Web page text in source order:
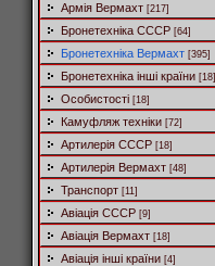
Армія Вермахт [217]
Бронетехніка СССР [64]
Бронетехніка Вермахт [395]
Бронетехніка інші країни [18]
Особистості [18]
Камуфляж техніки [72]
Артилерія СССР [18]
Артилерія Вермахт [48]
Транспорт [11]
Авіація СССР [9]
Авіація Вермахт [18]
Авіація інші країни [4]